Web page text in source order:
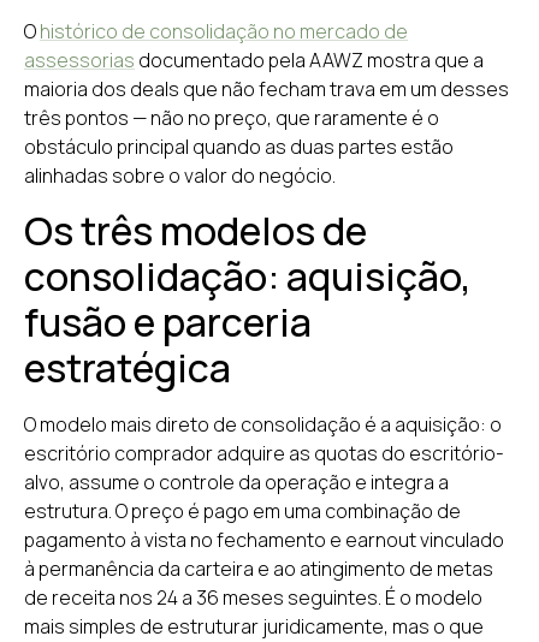
Ohistórico de consolidação no mercado de
assessorias documentado pela AAWZ mostra que a
maioria dos deals que não fecham trava em um desses
três pontos — não no preço, que raramente é o
obstáculo principal quando as duas partes estão
alinhadas sobre o valor do negócio.
Os três modelos de
consolidação: aquisição,
fusão e parceria
estratégica
O modelo mais direto de consolidação é a aquisição: o
escritório comprador adquire as quotas do escritório-
alvo, assume o controle da operação e integra a
estrutura. O preço é pago em uma combinação de
pagamento à vista no fechamento e earnout vinculado
à permanência da carteira e ao atingimento de metas
de receita nos 24 a 36 meses seguintes. É o modelo
mais simples de estruturar juridicamente, mas o que